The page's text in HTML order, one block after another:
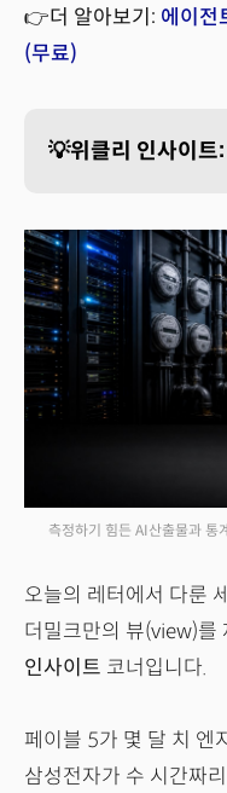
👉더 알아보기: 에이전
(무료)
💡위클리 인사이트
측정하기 힘든 AI산출물과 통
오늘의 레터에서 다룬
더밀크만의 뷰(view)를
인사이트 코너입니다.
페이블 5가 몇 달 치 엔
삼성전자가 수 시간짜